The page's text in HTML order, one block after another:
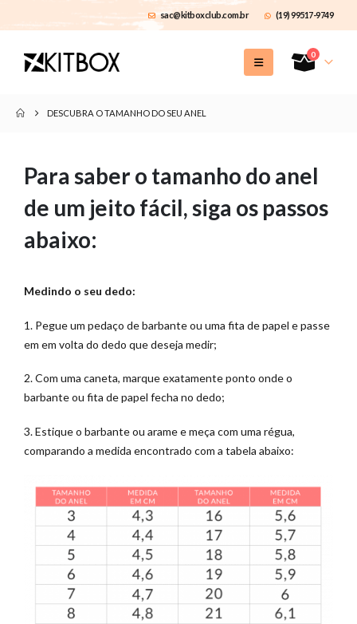
sac@kitboxclub.com.br (19) 99517-9749
0
DESCUBRA O TAMANHO DO SEU ANEL
Para saber o tamanho do anel
de um jeito fácil, siga os passos
abaixo:
Medindo o seu dedo:
1. Pegue um pedaço de barbante ou uma fita de papel e passe
em em volta do dedo que deseja medir;
2. Com uma caneta, marque exatamente ponto onde o
barbante ou fita de papel fecha no dedo;
3. Estique o barbante ou arame e meça com uma régua,
comparando a medida encontrado com a tabela abaixo: